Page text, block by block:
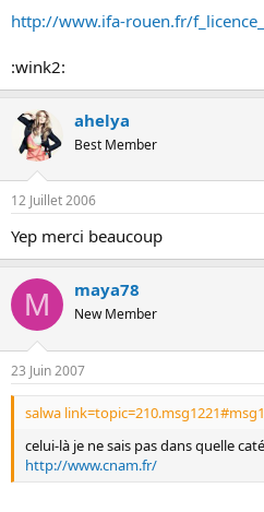
http://www.ifa-rouen.fr/
:wink2:
ahelya
Best Member
12 Juillet 2006
Yep merci beaucoup
M maya78
New Member
23 Juin 2007
salwa
celui-là je ne sais pas dans quelle
http://www.cnam.fr/